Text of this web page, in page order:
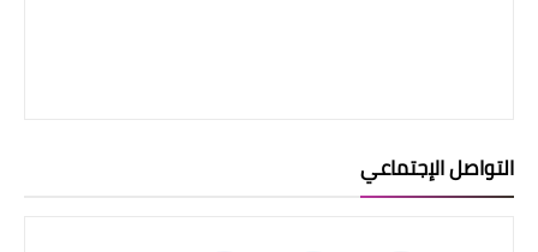
التواصل الإجتماعي